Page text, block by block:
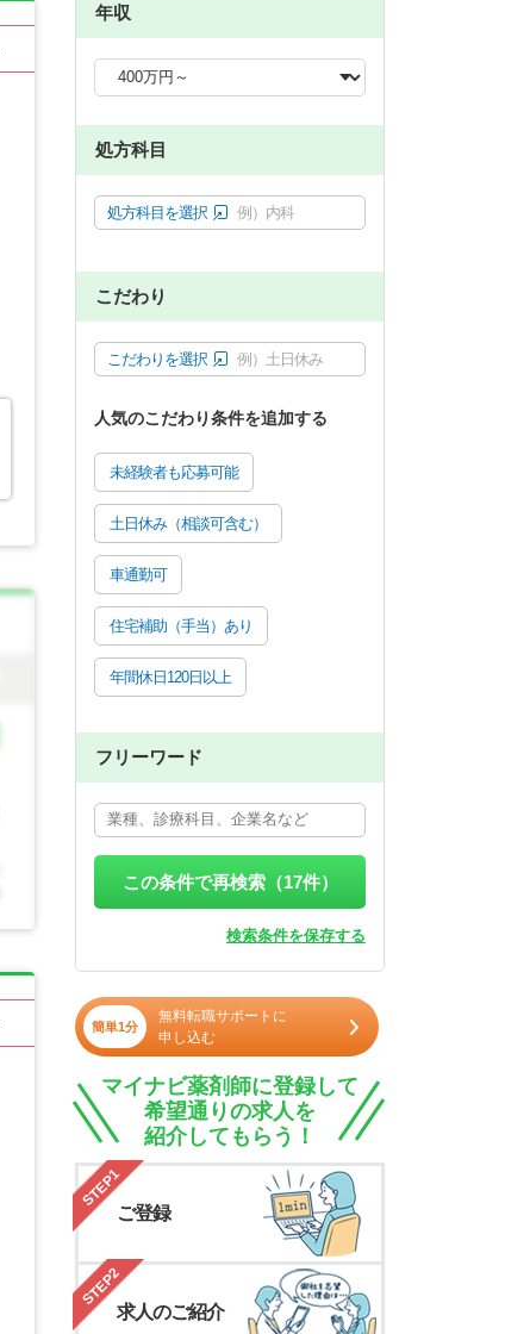
年収
処方科目
処方科目を選択 例）内科
こだわり
こだわりを選択 例）土日休み
人気のこだわり条件を追加する
未経験者も応募可能
土日休み（相談可含む）
車通勤可
住宅補助（手当）あり
年間休日120日以上
フリーワード
この条件で再検索（17件）
検索条件を保存する
簡単1分
無料転職サポートに
申し込む
マイナビ薬剤師に登録して
希望通りの求人を
紹介してもらう！
STEP1
ご登録
STEP2
求人のご紹介